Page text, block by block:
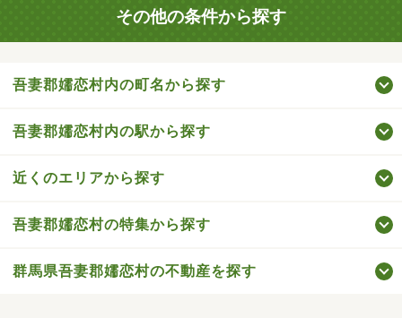
その他の条件から探す
吾妻郡嬬恋村内の町名から探す
吾妻郡嬬恋村内の駅から探す
近くのエリアから探す
吾妻郡嬬恋村の特集から探す
群馬県吾妻郡嬬恋村の不動産を探す